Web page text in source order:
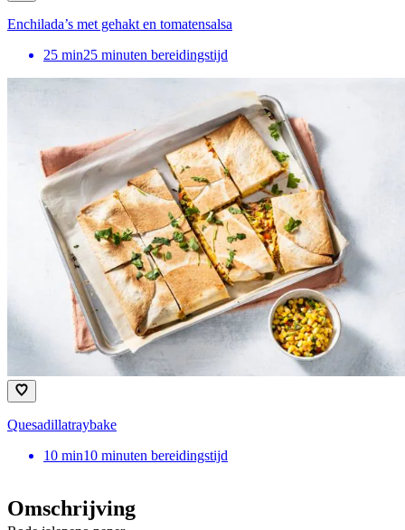
Enchilada’s met gehakt en tomatensalsa
25 min25 minuten bereidingstijd
Quesadillatraybake
10 min10 minuten bereidingstijd
Omschrijving